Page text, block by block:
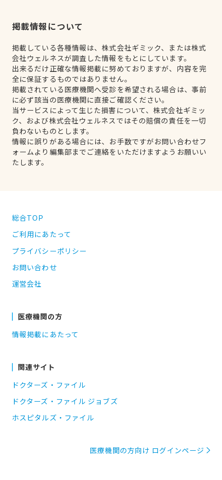
掲載情報について
掲載している各種情報は、株式会社ギミック、または株式
会社ウェルネスが調査した情報をもとにしています。
出来るだけ正確な情報掲載に努めておりますが、内容を完
全に保証するものではありません。
掲載されている医療機関へ受診を希望される場合は、事前
に必ず該当の医療機関に直接ご確認ください。
当サービスによって生じた損害について、株式会社ギミッ
ク、および株式会社ウェルネスではその賠償の責任を一切
負わないものとします。
情報に誤りがある場合には、お手数ですがお問い合わせフ
ォームより編集部までご連絡をいただけますようお願いい
たします。
総合TOP
ご利用にあたって
プライバシーポリシー
お問い合わせ
運営会社
医療機関の方
情報掲載にあたって
関連サイト
ドクターズ・ファイル
ドクターズ・ファイル ジョブズ
ホスピタルズ・ファイル
医療機関の方向け ログインページ